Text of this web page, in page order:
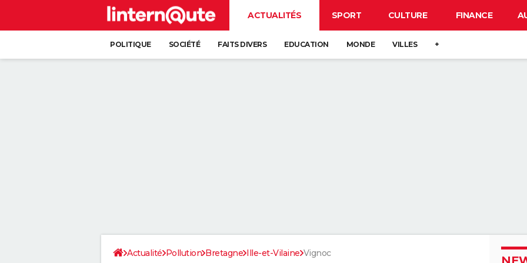
ACTUALITÉS SPORT CULTURE FINANCE
POLITIQUE SOCIÉTÉ FAITS DIVERS EDUCATION MONDE VILLES +
Actualité Pollution Bretagne Ille-et-Vilaine Vignoc